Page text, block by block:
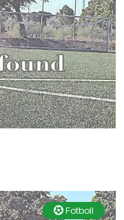
Fotboll